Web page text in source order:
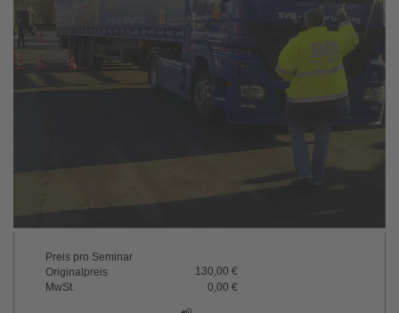
Preis pro Seminar
Originalpreis
130,00 €
MwSt.
0,00 €